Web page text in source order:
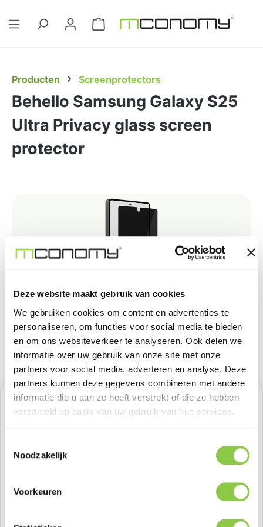
Deze website maakt gebruik van cookies
We gebruiken cookies om content en advertenties te
personaliseren, om functies voor social media te bieden
en om ons websiteverkeer te analyseren. Ook delen we
informatie over uw gebruik van onze site met onze
partners voor social media, adverteren en analyse. Deze
partners kunnen deze gegevens combineren met andere
informatie die u aan ze heeft verstrekt of die ze hebben
verzameld op basis van uw gebruik van hun services.
Noodzakelijk
Voorkeuren
Winkelwagentje bevat 0 artikelen.
Producten Screenprotectors
Behello Samsung Galaxy S25
Ultra Privacy glass screen
protector
Normale prijs:
€ 24,79
Producthoeveelheid: Voer de
Productnummer:
Voorraad: 48